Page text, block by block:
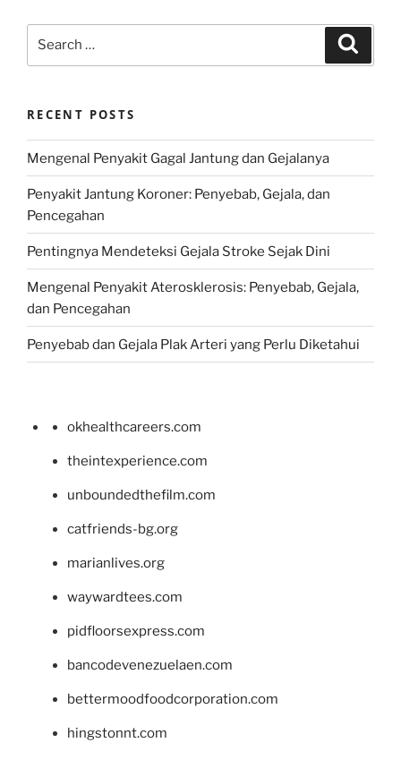
RECENT POSTS
Mengenal Penyakit Gagal Jantung dan Gejalanya
Penyakit Jantung Koroner: Penyebab, Gejala, dan
Pencegahan
Pentingnya Mendeteksi Gejala Stroke Sejak Dini
Mengenal Penyakit Aterosklerosis: Penyebab, Gejala,
dan Pencegahan
Penyebab dan Gejala Plak Arteri yang Perlu Diketahui
okhealthcareers.com
theintexperience.com
unboundedthefilm.com
catfriends-bg.org
marianlives.org
waywardtees.com
pidfloorsexpress.com
bancodevenezuelaen.com
bettermoodfoodcorporation.com
hingstonnt.com